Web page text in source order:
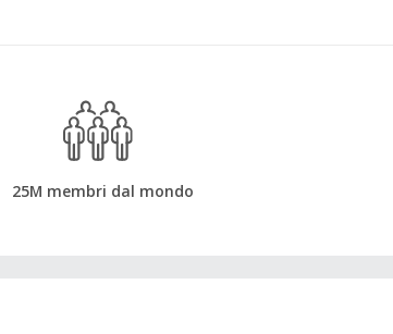
25M membri dal mondo